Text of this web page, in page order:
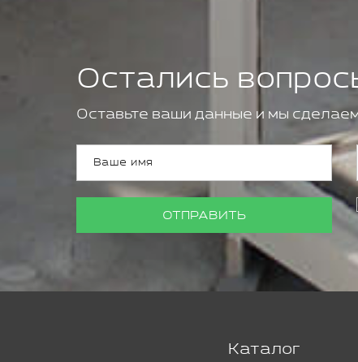
Остались
Оставьте ваши данные и мы
ОТПРАВИТЬ
Каталог